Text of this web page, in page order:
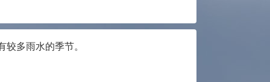
多雨水的季节。